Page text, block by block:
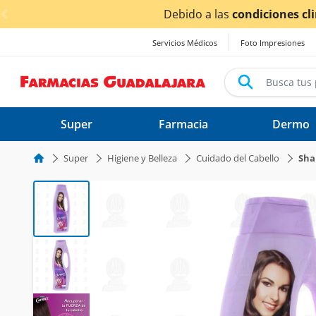
< div class="carousel-inner">
Servicios Médicos Foto Impresiones
Super Farmacia Dermo
Super Higiene y Belleza Cuidado del Cabello